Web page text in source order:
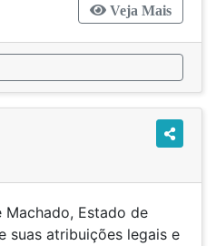
Veja Mais
Machado, Estado de
suas atribuições legais e